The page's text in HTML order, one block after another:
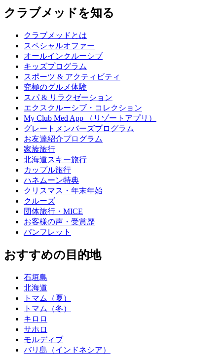
クラブメッドを知る
クラブメッドとは
スペシャルオファー
オールインクルーシブ
キッズプログラム
スポーツ & アクティビティ​
究極のグルメ体験
スパ & リラクゼーション
エクスクルーシブ・コレクション
My Club Med App （リゾートアプリ）
グレートメンバーズプログラム
お友達紹介プログラム
家族旅行
北海道スキー旅行
カップル旅行
ハネムーン特典
クリスマス・年末年始
クルーズ
団体旅行・MICE
お客様の声・受賞歴
パンフレット
おすすめの目的地
石垣島
北海道
トマム（夏）
トマム（冬）
キロロ
サホロ
モルディブ
バリ島（インドネシア）